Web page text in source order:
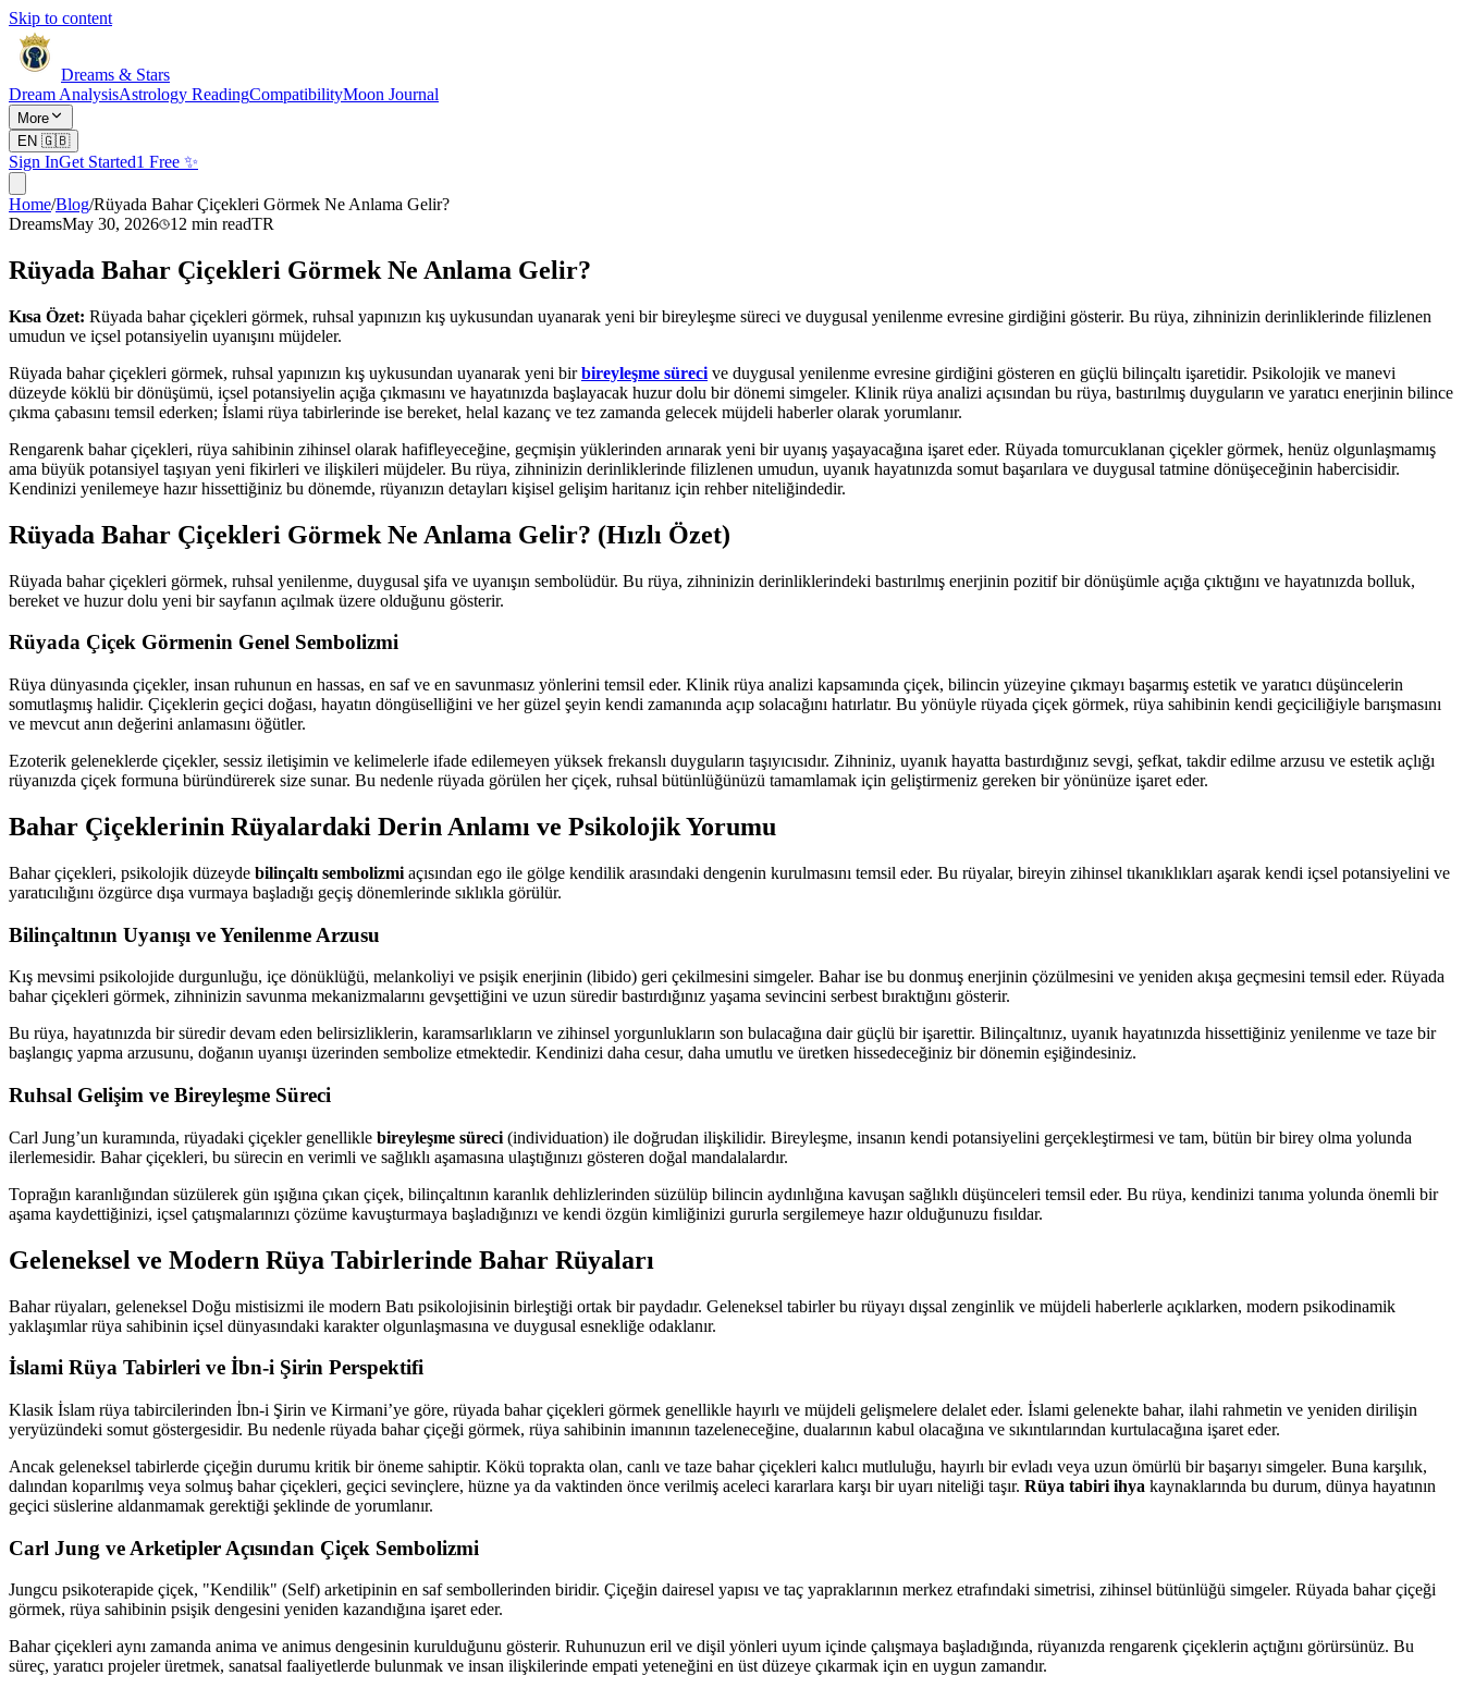
Skip to content
Dreams & Stars
Dream AnalysisAstrology ReadingCompatibilityMoon Journal
More
EN 🇬🇧
Sign InGet Started1 Free ✨
Home/Blog/Rüyada Bahar Çiçekleri Görmek Ne Anlama Gelir?
DreamsMay 30, 2026 12 min readTR
Rüyada Bahar Çiçekleri Görmek Ne Anlama Gelir?
Kısa Özet: Rüyada bahar çiçekleri görmek, ruhsal yapınızın kış uykusundan uyanarak yeni bir bireyleşme süreci ve duygusal yenilenme evresine girdiğini gösterir. Bu rüya, zihninizin derinliklerinde filizlenen
umudun ve içsel potansiyelin uyanışını müjdeler.
Rüyada bahar çiçekleri görmek, ruhsal yapınızın kış uykusundan uyanarak yeni birbireyleşme süreci ve duygusal yenilenme evresine girdiğini gösteren en güçlü bilinçaltı işaretidir. Psikolojik ve manevi
düzeyde köklü bir dönüşümü, içsel potansiyelin açığa çıkmasını ve hayatınızda başlayacak huzur dolu bir dönemi simgeler. Klinik rüya analizi açısından bu rüya, bastırılmış duyguların ve yaratıcı enerjinin bilince
çıkma çabasını temsil ederken; İslami rüya tabirlerinde ise bereket, helal kazanç ve tez zamanda gelecek müjdeli haberler olarak yorumlanır.
Rengarenk bahar çiçekleri, rüya sahibinin zihinsel olarak hafifleyeceğine, geçmişin yüklerinden arınarak yeni bir uyanış yaşayacağına işaret eder. Rüyada tomurcuklanan çiçekler görmek, henüz olgunlaşmamış
ama büyük potansiyel taşıyan yeni fikirleri ve ilişkileri müjdeler. Bu rüya, zihninizin derinliklerinde filizlenen umudun, uyanık hayatınızda somut başarılara ve duygusal tatmine dönüşeceğinin habercisidir.
Kendinizi yenilemeye hazır hissettiğiniz bu dönemde, rüyanızın detayları kişisel gelişim haritanız için rehber niteliğindedir.
Rüyada Bahar Çiçekleri Görmek Ne Anlama Gelir? (Hızlı Özet)
Rüyada bahar çiçekleri görmek, ruhsal yenilenme, duygusal şifa ve uyanışın sembolüdür. Bu rüya, zihninizin derinliklerindeki bastırılmış enerjinin pozitif bir dönüşümle açığa çıktığını ve hayatınızda bolluk,
bereket ve huzur dolu yeni bir sayfanın açılmak üzere olduğunu gösterir.
Rüyada Çiçek Görmenin Genel Sembolizmi
Rüya dünyasında çiçekler, insan ruhunun en hassas, en saf ve en savunmasız yönlerini temsil eder. Klinik rüya analizi kapsamında çiçek, bilincin yüzeyine çıkmayı başarmış estetik ve yaratıcı düşüncelerin
somutlaşmış halidir. Çiçeklerin geçici doğası, hayatın döngüselliğini ve her güzel şeyin kendi zamanında açıp solacağını hatırlatır. Bu yönüyle rüyada çiçek görmek, rüya sahibinin kendi geçiciliğiyle barışmasını
ve mevcut anın değerini anlamasını öğütler.
Ezoterik geleneklerde çiçekler, sessiz iletişimin ve kelimelerle ifade edilemeyen yüksek frekanslı duyguların taşıyıcısıdır. Zihniniz, uyanık hayatta bastırdığınız sevgi, şefkat, takdir edilme arzusu ve estetik açlığı
rüyanızda çiçek formuna büründürerek size sunar. Bu nedenle rüyada görülen her çiçek, ruhsal bütünlüğünüzü tamamlamak için geliştirmeniz gereken bir yönünüze işaret eder.
Bahar Çiçeklerinin Rüyalardaki Derin Anlamı ve Psikolojik Yorumu
Bahar çiçekleri, psikolojik düzeyde bilinçaltı sembolizmi açısından ego ile gölge kendilik arasındaki dengenin kurulmasını temsil eder. Bu rüyalar, bireyin zihinsel tıkanıklıkları aşarak kendi içsel potansiyelini ve
yaratıcılığını özgürce dışa vurmaya başladığı geçiş dönemlerinde sıklıkla görülür.
Bilinçaltının Uyanışı ve Yenilenme Arzusu
Kış mevsimi psikolojide durgunluğu, içe dönüklüğü, melankoliyi ve psişik enerjinin (libido) geri çekilmesini simgeler. Bahar ise bu donmuş enerjinin çözülmesini ve yeniden akışa geçmesini temsil eder. Rüyada
bahar çiçekleri görmek, zihninizin savunma mekanizmalarını gevşettiğini ve uzun süredir bastırdığınız yaşama sevincini serbest bıraktığını gösterir.
Bu rüya, hayatınızda bir süredir devam eden belirsizliklerin, karamsarlıkların ve zihinsel yorgunlukların son bulacağına dair güçlü bir işarettir. Bilinçaltınız, uyanık hayatınızda hissettiğiniz yenilenme ve taze bir
başlangıç yapma arzusunu, doğanın uyanışı üzerinden sembolize etmektedir. Kendinizi daha cesur, daha umutlu ve üretken hissedeceğiniz bir dönemin eşiğindesiniz.
Ruhsal Gelişim ve Bireyleşme Süreci
Carl Jung’un kuramında, rüyadaki çiçekler genellikle bireyleşme süreci (individuation) ile doğrudan ilişkilidir. Bireyleşme, insanın kendi potansiyelini gerçekleştirmesi ve tam, bütün bir birey olma yolunda
ilerlemesidir. Bahar çiçekleri, bu sürecin en verimli ve sağlıklı aşamasına ulaştığınızı gösteren doğal mandalalardır.
Toprağın karanlığından süzülerek gün ışığına çıkan çiçek, bilinçaltının karanlık dehlizlerinden süzülüp bilincin aydınlığına kavuşan sağlıklı düşünceleri temsil eder. Bu rüya, kendinizi tanıma yolunda önemli bir
aşama kaydettiğinizi, içsel çatışmalarınızı çözüme kavuşturmaya başladığınızı ve kendi özgün kimliğinizi gururla sergilemeye hazır olduğunuzu fısıldar.
Geleneksel ve Modern Rüya Tabirlerinde Bahar Rüyaları
Bahar rüyaları, geleneksel Doğu mistisizmi ile modern Batı psikolojisinin birleştiği ortak bir paydadır. Geleneksel tabirler bu rüyayı dışsal zenginlik ve müjdeli haberlerle açıklarken, modern psikodinamik
yaklaşımlar rüya sahibinin içsel dünyasındaki karakter olgunlaşmasına ve duygusal esnekliğe odaklanır.
İslami Rüya Tabirleri ve İbn-i Şirin Perspektifi
Klasik İslam rüya tabircilerinden İbn-i Şirin ve Kirmani’ye göre, rüyada bahar çiçekleri görmek genellikle hayırlı ve müjdeli gelişmelere delalet eder. İslami gelenekte bahar, ilahi rahmetin ve yeniden dirilişin
yeryüzündeki somut göstergesidir. Bu nedenle rüyada bahar çiçeği görmek, rüya sahibinin imanının tazeleneceğine, dualarının kabul olacağına ve sıkıntılarından kurtulacağına işaret eder.
Ancak geleneksel tabirlerde çiçeğin durumu kritik bir öneme sahiptir. Kökü toprakta olan, canlı ve taze bahar çiçekleri kalıcı mutluluğu, hayırlı bir evladı veya uzun ömürlü bir başarıyı simgeler. Buna karşılık,
dalından koparılmış veya solmuş bahar çiçekleri, geçici sevinçlere, hüzne ya da vaktinden önce verilmiş aceleci kararlara karşı bir uyarı niteliği taşır. Rüya tabiri ihya kaynaklarında bu durum, dünya hayatının
geçici süslerine aldanmamak gerektiği şeklinde de yorumlanır.
Carl Jung ve Arketipler Açısından Çiçek Sembolizmi
Jungcu psikoterapide çiçek, "Kendilik" (Self) arketipinin en saf sembollerinden biridir. Çiçeğin dairesel yapısı ve taç yapraklarının merkez etrafındaki simetrisi, zihinsel bütünlüğü simgeler. Rüyada bahar çiçeği
görmek, rüya sahibinin psişik dengesini yeniden kazandığına işaret eder.
Bahar çiçekleri aynı zamanda anima ve animus dengesinin kurulduğunu gösterir. Ruhunuzun eril ve dişil yönleri uyum içinde çalışmaya başladığında, rüyanızda rengarenk çiçeklerin açtığını görürsünüz. Bu
süreç, yaratıcı projeler üretmek, sanatsal faaliyetlerde bulunmak ve insan ilişkilerinde empati yeteneğini en üst düzeye çıkarmak için en uygun zamandır.